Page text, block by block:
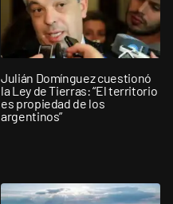
Julián Domínguez cuestionó
la Ley de Tierras: “El territorio
es propiedad de los
argentinos”